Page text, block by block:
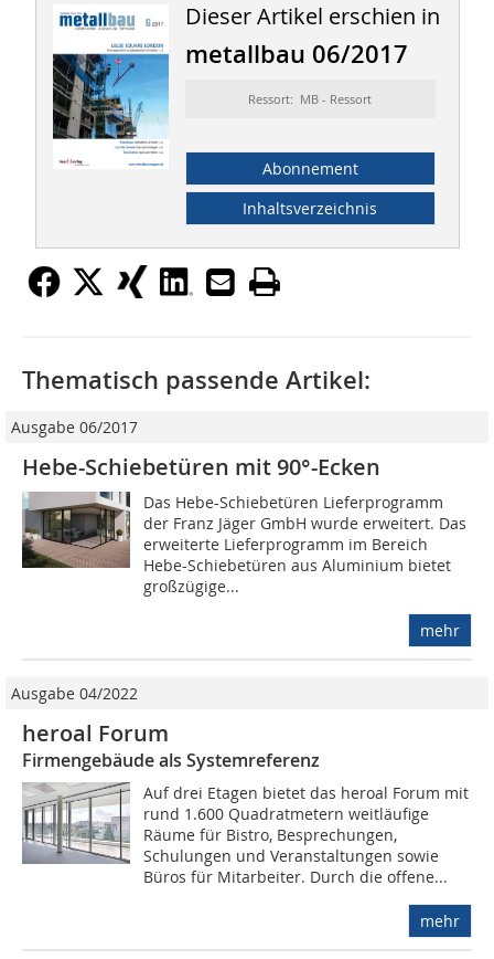
Dieser Artikel erschien in
metallbau 06/2017
Ressort: MB - Ressort
Abonnement
Inhaltsverzeichnis
Thematisch passende Artikel:
Ausgabe 06/2017
Hebe-Schiebetüren mit 90°-Ecken
Das Hebe-Schiebetüren Lieferprogramm
der Franz Jäger GmbH wurde erweitert. Das
erweiterte Lieferprogramm im Bereich
Hebe-Schiebetüren aus Aluminium bietet
großzügige...
mehr
Ausgabe 04/2022
heroal Forum
Firmengebäude als Systemreferenz
Auf drei Etagen bietet das heroal Forum mit
rund 1.600 Quadratmetern weitläufige
Räume für Bistro, Besprechungen,
Schulungen und Veranstaltungen sowie
Büros für Mitarbeiter. Durch die offene...
mehr